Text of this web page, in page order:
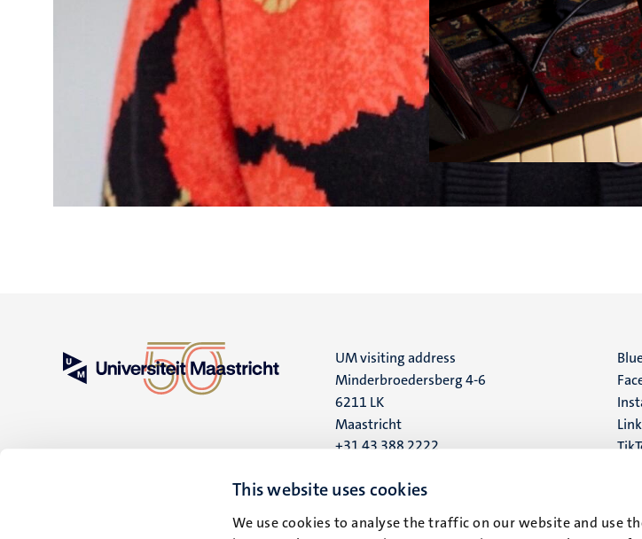
This website uses cookies
We use cookies to analyse the traffic on our website and use
UM visiting address
Minderbroedersberg 4-6
6211 LK
Maastricht
+31 43 388 2222
UM postal address
6200 MD